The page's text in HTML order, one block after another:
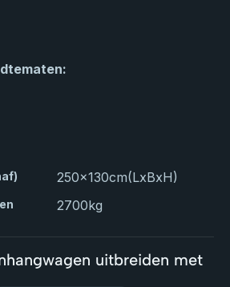
250x130cm(LxBxH)
2700kg
uitbreiden met